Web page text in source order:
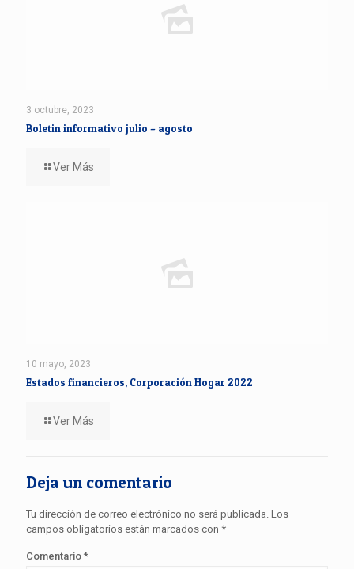
3 octubre, 2023
Boletin informativo julio – agosto
Ver Más
10 mayo, 2023
Estados financieros, Corporación Hogar 2022
Ver Más
Deja un comentario
Tu dirección de correo electrónico no será publicada. Los
campos obligatorios están marcados con *
Comentario *